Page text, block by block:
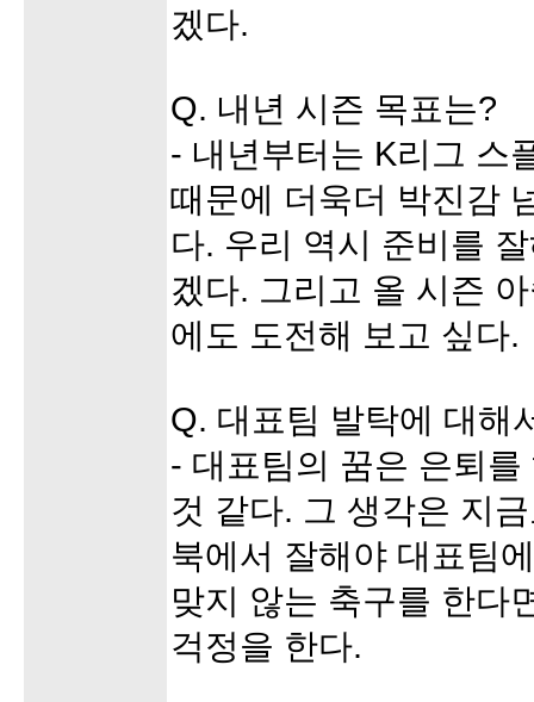
겠다.
Q. 내년 시즌 목표는?
- 내년부터는 K리그 스
때문에 더욱더 박진감
다. 우리 역시 준비를
겠다. 그리고 올 시즌
에도 도전해 보고 싶다.
Q. 대표팀 발탁에 대해
- 대표팀의 꿈은 은퇴
것 같다. 그 생각은 지
북에서 잘해야 대표팀
맞지 않는 축구를 한다
걱정을 한다.